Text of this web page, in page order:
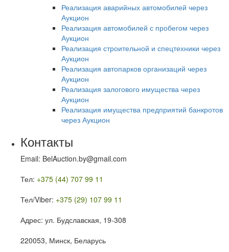
Реализация аварийных автомобилей через
Аукцион
Реализация автомобилей с пробегом через
Аукцион
Реализация строительной и спецтехники через
Аукцион
Реализация автопарков организаций через
Аукцион
Реализация залогового имущества через
Аукцион
Реализация имущества предприятий банкротов
через Аукцион
Контакты
Email: BelAuction.by@gmail.com
Тел: +375 (44) 707 99 11
Тел/Viber: +375 (29) 107 99 11
Адрес: ул. Будславская, 19-308
220053, Минск, Беларусь